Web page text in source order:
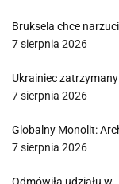
Bruksela chce
7 sierpnia 2026
Ukrainiec
7 sierpnia 2026
Globalny Monolit:
7 sierpnia 2026